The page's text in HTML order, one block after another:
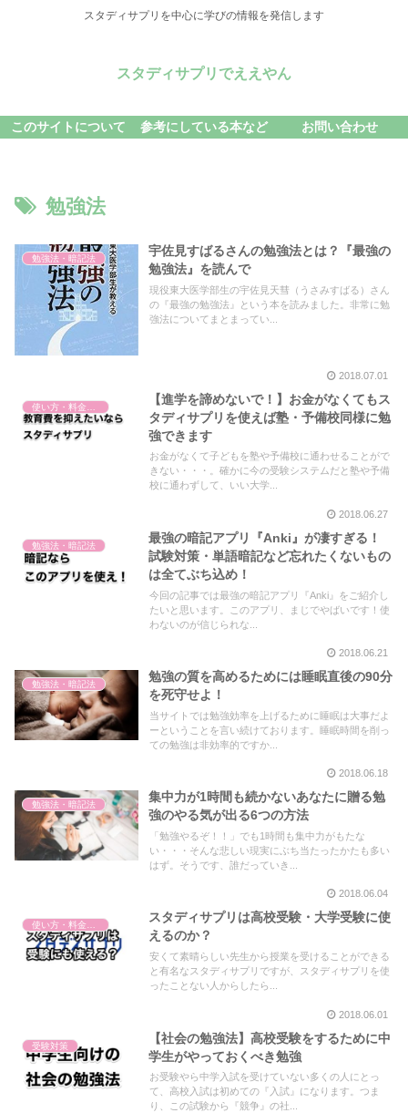
スタディサプリを中心に学びの情報を発信します
スタディサプリでええやん
このサイトについて 参考にしている本など お問い合わせ
勉強法
勉強法・暗記法
宇佐見すばるさんの勉強法とは？『最強の
勉強法』を読んで
現役東大医学部生の宇佐見天彗（うさみすばる）さん
の『最強の勉強法』という本を読みました。非常に勉
強法についてまとまってい...
2018.07.01
【進学を諦めないで！】お金がなくてもス
タディサプリを使えば塾・予備校同様に勉
強できます
お金がなくて子どもを塾や予備校に通わせることがで
きない・・・。確かに今の受験システムだと塾や予備
校に通わずして、いい大学...
2018.06.27
勉強法・暗記法
最強の暗記アプリ『Anki』が凄すぎる！
試験対策・単語暗記など忘れたくないもの
は全てぶち込め！
今回の記事では最強の暗記アプリ『Anki』をご紹介し
たいと思います。このアプリ、まじでやばいです！使
わないのが信じられな...
2018.06.21
勉強法・暗記法
勉強の質を高めるためには睡眠直後の90分
を死守せよ！
当サイトでは勉強効率を上げるために睡眠は大事だよ
ーということを言い続けております。睡眠時間を削っ
ての勉強は非効率的ですか...
2018.06.18
勉強法・暗記法
集中力が1時間も続かないあなたに贈る勉
強のやる気が出る6つの方法
「勉強やるぞ！！」でも1時間も集中力がもたな
い・・・そんな悲しい現実にぶち当たったかたも多い
はず。そうです、誰だっていき...
2018.06.04
使い方・料金・解約
スタディサプリは高校受験・大学受験に使
えるのか？
安くて素晴らしい先生から授業を受けることができる
と有名なスタディサプリですが、スタディサプリを使
ったことない人からしたら...
2018.06.01
受験対策
【社会の勉強法】高校受験をするために中
学生がやっておくべき勉強
お受験やら中学入試を受けていない多くの人にとっ
て、高校入試は初めての『入試』になります。つま
り、この試験から『競争』の社...